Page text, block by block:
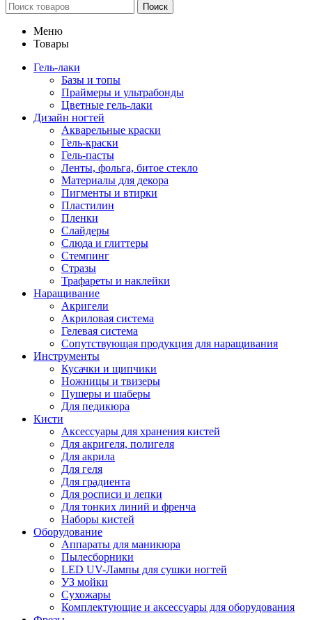
Поиск
Меню
Товары
Гель-лаки
Базы и топы
Праймеры и ультрабонды
Цветные гель-лаки
Дизайн ногтей
Акварельные краски
Гель-краски
Гель-пасты
Ленты, фольга, битое стекло
Материалы для декора
Пигменты и втирки
Пластилин
Пленки
Слайдеры
Слюда и глиттеры
Стемпинг
Стразы
Трафареты и наклейки
Наращивание
Акригели
Акриловая система
Гелевая система
Сопутствующая продукция для наращивания
Инструменты
Кусачки и щипчики
Ножницы и твизеры
Пушеры и шаберы
Для педикюра
Кисти
Аксессуары для хранения кистей
Для акригеля, полигеля
Для акрила
Для геля
Для градиента
Для росписи и лепки
Для тонких линий и френча
Наборы кистей
Оборудование
Аппараты для маникюра
Пылесборники
LED UV-Лампы для сушки ногтей
УЗ мойки
Сухожары
Комплектующие и аксессуары для оборудования